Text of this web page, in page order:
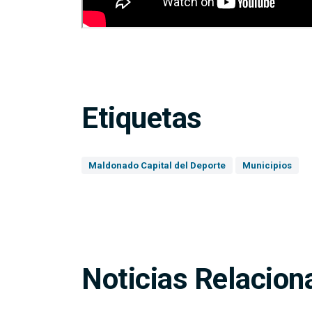
Etiquetas
Maldonado Capital del Deporte Municipios
Noticias